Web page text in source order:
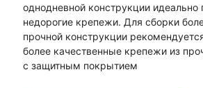
однодневной конструкции идеально
недорогие крепежи. Для сборки
прочной конструкции
более качественные крепежи из
с защитным покрытием